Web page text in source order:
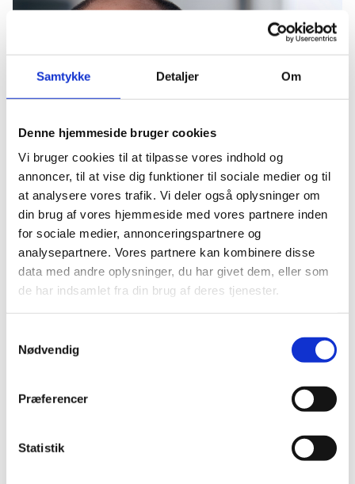
Samtykke Detaljer Om
Denne hjemmeside bruger cookies
Vi bruger cookies til at tilpasse vores indhold og
annoncer, til at vise dig funktioner til sociale medier og til
at analysere vores trafik. Vi deler også oplysninger om
din brug af vores hjemmeside med vores partnere inden
for sociale medier, annonceringspartnere og
analysepartnere. Vores partnere kan kombinere disse
data med andre oplysninger, du har givet dem, eller som
de har indsamlet fra din brug af deres tjenester.
Nødvendig
Præferencer
Statistik
Fotokreditering: Lars Bertelsen.